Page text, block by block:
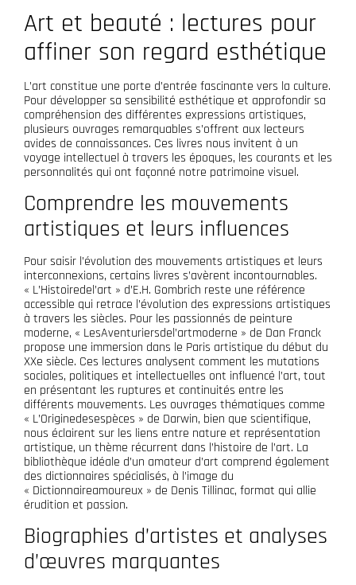
Art et beauté : lectures pour
affiner son regard esthétique
L’art constitue une porte d’entrée fascinante vers la culture.
Pour développer sa sensibilité esthétique et approfondir sa
compréhension des différentes expressions artistiques,
plusieurs ouvrages remarquables s’offrent aux lecteurs
avides de connaissances. Ces livres nous invitent à un
voyage intellectuel à travers les époques, les courants et les
personnalités qui ont façonné notre patrimoine visuel.
Comprendre les mouvements
artistiques et leurs influences
Pour saisir l’évolution des mouvements artistiques et leurs
interconnexions, certains livres s’avèrent incontournables.
« L’Histoiredel’art » d’E.H. Gombrich reste une référence
accessible qui retrace l’évolution des expressions artistiques
à travers les siècles. Pour les passionnés de peinture
moderne, « LesAventuriersdel’artmoderne » de Dan Franck
propose une immersion dans le Paris artistique du début du
XXe siècle. Ces lectures analysent comment les mutations
sociales, politiques et intellectuelles ont influencé l’art, tout
en présentant les ruptures et continuités entre les
différents mouvements. Les ouvrages thématiques comme
« L’Originedesespèces » de Darwin, bien que scientifique,
nous éclairent sur les liens entre nature et représentation
artistique, un thème récurrent dans l’histoire de l’art. La
bibliothèque idéale d’un amateur d’art comprend également
des dictionnaires spécialisés, à l’image du
« Dictionnaireamoureux » de Denis Tillinac, format qui allie
érudition et passion.
Biographies d’artistes et analyses
d’œuvres marquantes